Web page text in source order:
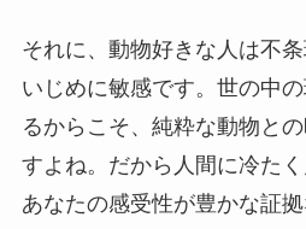
それに、動物好きな人は不
いじめに敏感です。世の中
るからこそ、純粋な動物と
すよね。だから人間に冷た
あなたの感受性が豊かな証拠